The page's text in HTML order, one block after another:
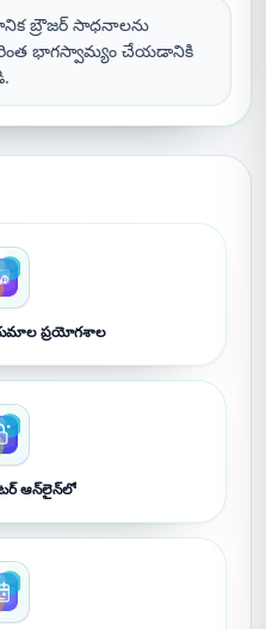
బ్రౌజర్ సాధనాలను
భాగస్వామ్యం చేయడానికి
ప్రయోగశాల
ఆన్‌లైన్‌లో